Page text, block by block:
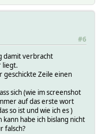
#6
damit verbracht
liegt.
geschickte Zeile einen
sich (wie im screenshot
auf das erste wort
so ist und wie ich es )
habe ich bislang nicht
falsch?